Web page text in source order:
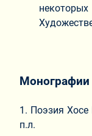
Монографии
1. Поэзия
п.л.